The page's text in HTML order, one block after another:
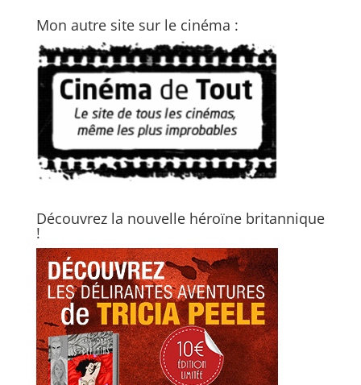
Mon autre site sur le cinéma :
Découvrez la nouvelle héroïne britannique
!